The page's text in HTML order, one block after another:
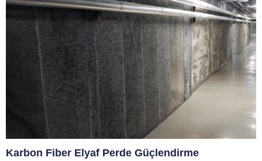
Karbon Fiber Elyaf Perde Güçlendirme